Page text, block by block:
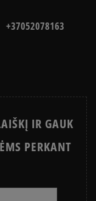
+37052078163
IR GAUK
PERKANT